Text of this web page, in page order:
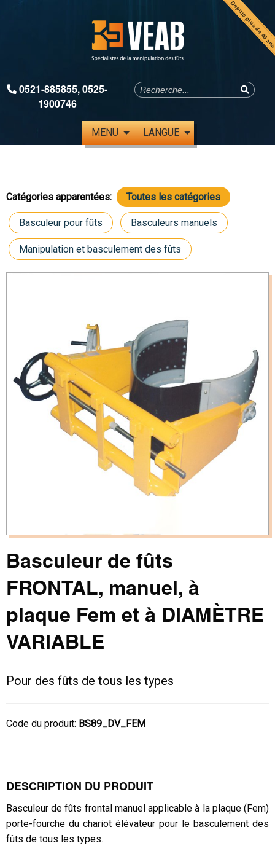
Depuis plus de
0521-885855,0525-
1900746
MENU LANGUE
Catégories apparentées: Toutes les catégories
Basculeur pour fûts Basculeurs manuels
Manipulation et basculement des fûts
Basculeur de fûts
FRONTAL, manuel, à
plaque Fem et à DIAMÈTRE
VARIABLE
Pour des fûts de tous les types
Code du produit: BS89_DV_FEM
DESCRIPTION DU PRODUIT
Basculeur de fûts frontal manuel applicable à la plaque (Fem)
porte-fourche du chariot élévateur pour le basculement des
fûts de tous les types.